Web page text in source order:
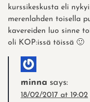
kurssikeskusta eli
merenlahden toisella
kavereiden luo sinne
oli KOP:issä töissä 🙂
minna says:
18/02/2017 at 19:02